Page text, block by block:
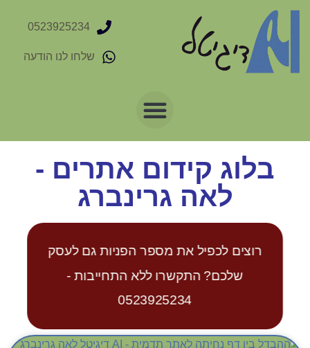
0523925234
שלחו לנו הודעה
בלוג קידום אתרים -
לאה גרינברג
רוצים לכפיל את מספר הפניות גם לעסק
שלכם? התקשרו ללא התחייבות -
0523925234